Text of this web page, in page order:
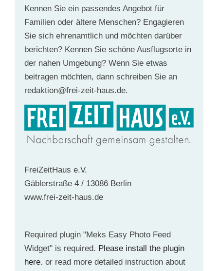
Kennen Sie ein passendes Angebot für
Familien oder ältere Menschen? Engagieren
Sie sich ehrenamtlich und möchten darüber
berichten? Kennen Sie schöne Ausflugsorte in
der nahen Umgebung? Wenn Sie etwas
beitragen möchten, dann schreiben Sie an
redaktion@frei-zeit-haus.de.
FreiZeitHaus e.V.
Gäblerstraße 4 / 13086 Berlin
www.frei-zeit-haus.de
Required plugin "Meks Easy Photo Feed
Widget" is required. Please install the plugin
here. or read more detailed instruction about